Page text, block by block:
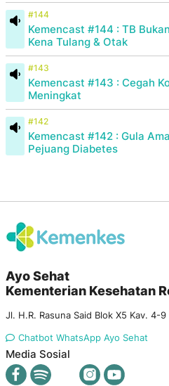
#144
Kemencast #144 : TB
Kena Tulang & Otak
#143
Kemencast #143 : Cegah
Meningkat
#142
Kemencast #142 : Gula
Pejuang Diabetes
Ayo Sehat
Kementerian Kesehatan
Jl. H.R. Rasuna Said Blok X5 Kav. 4-
Chatbot WhatsApp Ayo Sehat
Media Sosial